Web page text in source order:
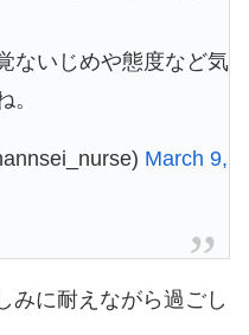
ないじめや態度など気
。
March 9,
みに耐えながら過ごし